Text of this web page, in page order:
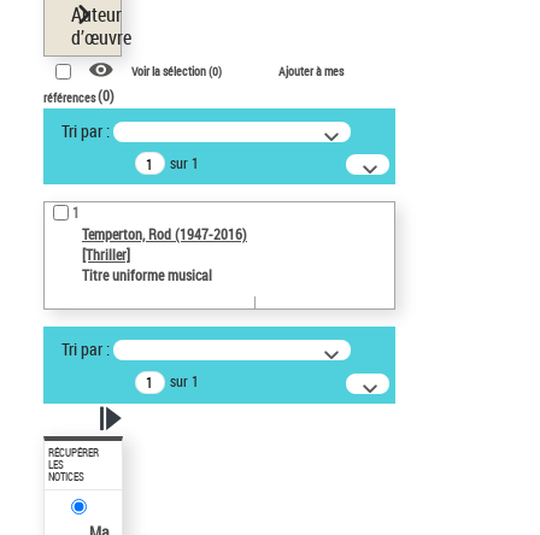
Auteur
d’œuvre
Voir la sélection (0)
Ajouter à mes
références(0)
Tri par :
sur 1
1
Temperton, Rod (1947-2016)
[Thriller]
Titre uniforme musical
Tri par :
sur 1
RÉCUPÉRER
LES
NOTICES